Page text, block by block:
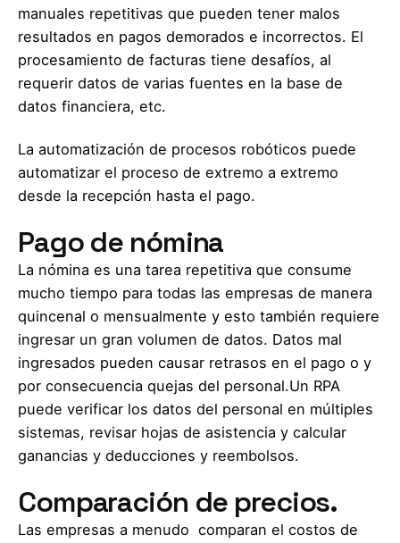
manuales repetitivas que pueden tener malos
resultados en pagos demorados e incorrectos. El
procesamiento de facturas tiene desafíos, al
requerir datos de varias fuentes en la base de
datos financiera, etc.
La automatización de procesos robóticos puede
automatizar el proceso de extremo a extremo
desde la recepción hasta el pago.
Pago de nómina
La nómina es una tarea repetitiva que consume
mucho tiempo para todas las empresas de manera
quincenal o mensualmente y esto también requiere
ingresar un gran volumen de datos. Datos mal
ingresados pueden causar retrasos en el pago o y
por consecuencia quejas del personal.Un RPA
puede verificar los datos del personal en múltiples
sistemas, revisar hojas de asistencia y calcular
ganancias y deducciones y reembolsos.
Comparación de precios.
Las empresas a menudo comparan el costos de